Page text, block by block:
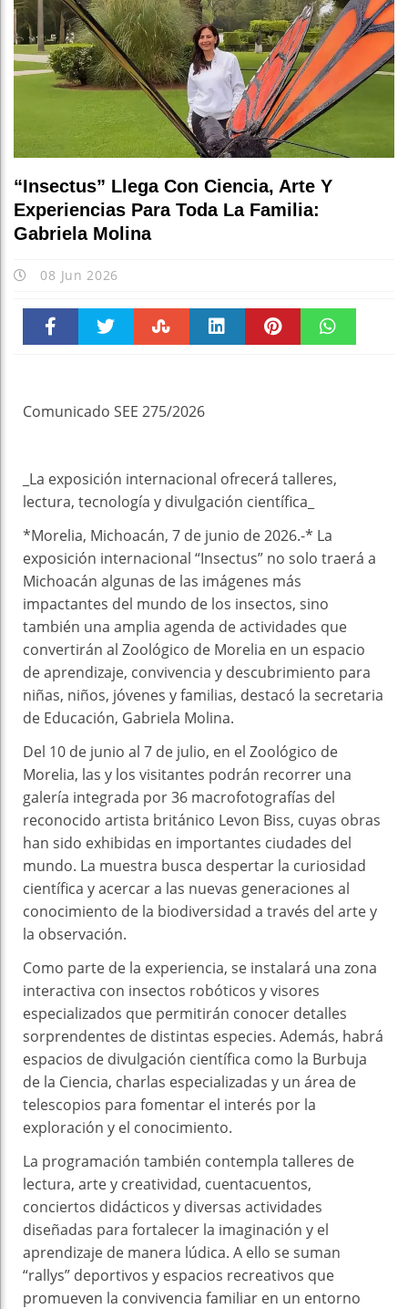
“Insectus” Llega Con Ciencia, Arte Y
Experiencias Para Toda La Familia:
Gabriela Molina
08 Jun 2026
Comunicado SEE 275/2026
_La exposición internacional ofrecerá talleres,
lectura, tecnología y divulgación científica_
*Morelia, Michoacán, 7 de junio de 2026.-* La
exposición internacional “Insectus” no solo traerá a
Michoacán algunas de las imágenes más
impactantes del mundo de los insectos, sino
también una amplia agenda de actividades que
convertirán al Zoológico de Morelia en un espacio
de aprendizaje, convivencia y descubrimiento para
niñas, niños, jóvenes y familias, destacó la secretaria
de Educación, Gabriela Molina.
Del 10 de junio al 7 de julio, en el Zoológico de
Morelia, las y los visitantes podrán recorrer una
galería integrada por 36 macrofotografías del
reconocido artista británico Levon Biss, cuyas obras
han sido exhibidas en importantes ciudades del
mundo. La muestra busca despertar la curiosidad
científica y acercar a las nuevas generaciones al
conocimiento de la biodiversidad a través del arte y
la observación.
Como parte de la experiencia, se instalará una zona
interactiva con insectos robóticos y visores
especializados que permitirán conocer detalles
sorprendentes de distintas especies. Además, habrá
espacios de divulgación científica como la Burbuja
de la Ciencia, charlas especializadas y un área de
telescopios para fomentar el interés por la
exploración y el conocimiento.
La programación también contempla talleres de
lectura, arte y creatividad, cuentacuentos,
conciertos didácticos y diversas actividades
diseñadas para fortalecer la imaginación y el
aprendizaje de manera lúdica. A ello se suman
“rallys” deportivos y espacios recreativos que
promueven la convivencia familiar en un entorno